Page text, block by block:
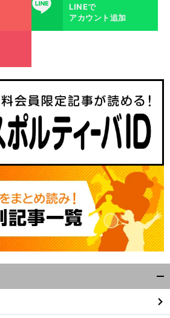
へ
LINEで
アカウント追加
閉